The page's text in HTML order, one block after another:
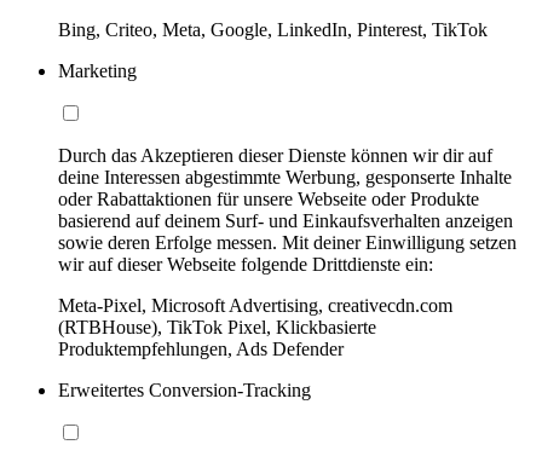
Bing, Criteo, Meta, Google, LinkedIn, Pinterest, TikTok
Marketing
Durch das Akzeptieren dieser Dienste können wir dir auf
deine Interessen abgestimmte Werbung, gesponserte Inhalte
oder Rabattaktionen für unsere Webseite oder Produkte
basierend auf deinem Surf- und Einkaufsverhalten anzeigen
sowie deren Erfolge messen. Mit deiner Einwilligung setzen
wir auf dieser Webseite folgende Drittdienste ein:
Meta-Pixel, Microsoft Advertising, creativecdn.com
(RTBHouse), TikTok Pixel, Klickbasierte
Produktempfehlungen, Ads Defender
Erweitertes Conversion-Tracking